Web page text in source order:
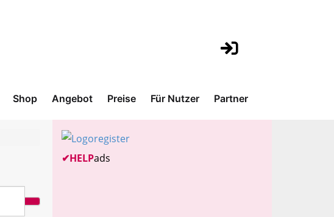
Shop Angebot Preise Für Nutzer Partner
✔HELPads